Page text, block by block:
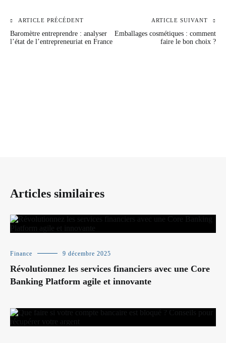
Navigation
de
ARTICLE PRÉCÉDENT
Baromètre entreprendre : analyser
l’état de l’entrepreneuriat en France
ARTICLE SUIVANT
Emballages cosmétiques : comment
faire le bon choix ?
Articles similaires
Finance 9 décembre 2025
Révolutionnez les services financiers avec une Core
Banking Platform agile et innovante